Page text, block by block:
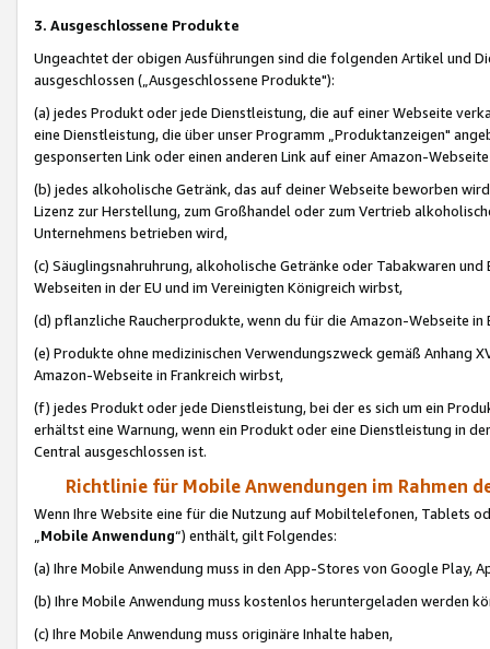
3. Ausgeschlossene Produkte
Ungeachtet der obigen Ausführungen sind die folgenden Artikel und
ausgeschlossen („Ausgeschlossene Produkte"):
(a) jedes Produkt oder jede Dienstleistung, die auf einer Webseite
eine Dienstleistung, die über unser Programm „Produktanzeigen"
gesponserten Link oder einen anderen Link auf einer Amazon-
(b) jedes alkoholische Getränk, das auf deiner Webseite beworben
Lizenz zur Herstellung, zum Großhandel oder zum Vertrieb
Unternehmens betrieben wird,
(c) Säuglingsnahruhrung, alkoholische Getränke oder Tabakwaren
Webseiten in der EU und im Vereinigten Königreich wirbst,
(d) pflanzliche Raucherprodukte, wenn du für die Amazon-Webseite in
(e) Produkte ohne medizinischen Verwendungszweck gemäß Anhang
Amazon-Webseite in Frankreich wirbst,
(f) jedes Produkt oder jede Dienstleistung, bei der es sich um ein
erhältst eine Warnung, wenn ein Produkt oder eine Dienstleistung in
Central ausgeschlossen ist.
Richtlinie für Mobile Anwendungen im Rahmen
Wenn Ihre Website eine für die Nutzung auf Mobiltelefonen, Tablets
„Mobile Anwendung“) enthält, gilt Folgendes:
(a) Ihre Mobile Anwendung muss in den App-Stores von Google Play,
(b) Ihre Mobile Anwendung muss kostenlos heruntergeladen werden
(c) Ihre Mobile Anwendung muss originäre Inhalte haben,